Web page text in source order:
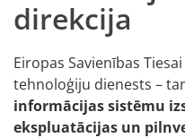
direkcija
Eiropas Savienības
tehnoloģiju dienests –
informācijas sistēmu
ekspluatācijas un